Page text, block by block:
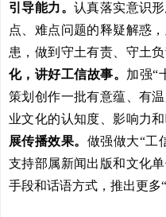
引导能力。 认真落实意识
点、难点问题的释疑解惑
患，做到守土有责、守土负
化，讲好工信故事。 加强“
策划创作一批有意蕴、有
业文化的认知度、影响力和
展传播效果。 做强做大“工
支持部属新闻出版和文化
手段和话语方式，推出更多